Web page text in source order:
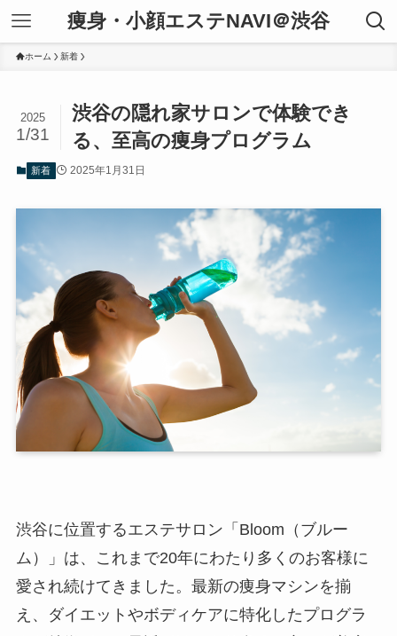
痩身・小顔エステNAVI＠渋谷
ホーム 新着
渋谷の隠れ家サロンで体験でき
る、至高の痩身プログラム
2025
1/31
新着 2025年1月31日
渋谷に位置するエステサロン「Bloom（ブルー
ム）」は、これまで20年にわたり多くのお客様に
愛され続けてきました。最新の痩身マシンを揃
え、ダイエットやボディケアに特化したプログラ